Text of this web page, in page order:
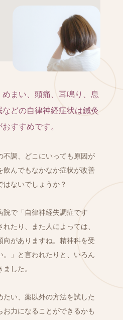
まい、頭痛、耳鳴り、息
どの自律神経症状は鍼灸
すすめです。
不調、どこにいっても原因が
飲んでもなかなか症状が改善
はないでしょうか？
院で「自律神経失調症です
れたり、また人によっては、
向がありますね。精神科を受
。」と言われたりと、いろん
した。
たい、薬以外の方法を試した
お力になることができるかも